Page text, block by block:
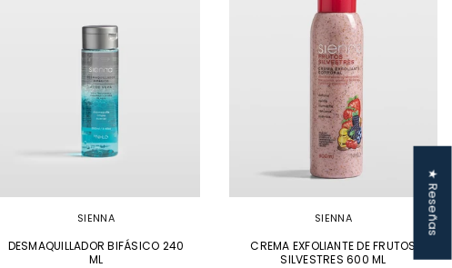
SIENNA
DESMAQUILLADOR BIFÁSICO 240
ML
SIENNA
CREMA EXFOLIANTE DE FRUTOS
SILVESTRES 600 ML
★ Reseñas